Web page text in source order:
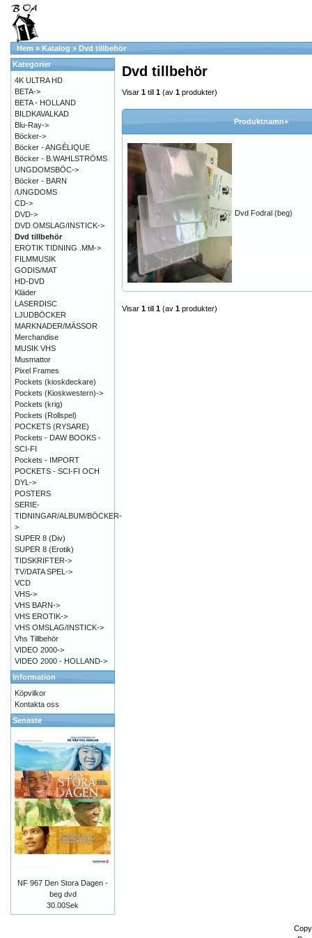
Hem » Katalog » Dvd tillbehör
Dvd tillbehör
Visar 1 till 1 (av 1 produkter)
Produktnamn+
Dvd Fodral (beg)
Visar 1 till 1 (av 1 produkter)
Kategorier
4K ULTRA HD
BETA->
BETA - HOLLAND
BILDKAVALKAD
Blu-Ray->
Böcker->
Böcker - ANGÉLIQUE
Böcker - B.WAHLSTRÖMS
UNGDOMSBÖC->
Böcker - BARN
/UNGDOMS
CD->
DVD->
DVD OMSLAG/INSTICK->
Dvd tillbehör
EROTIK TIDNING .MM->
FILMMUSIK
GODIS/MAT
HD-DVD
Kläder
LASERDISC
LJUDBÖCKER
MARKNADER/MÄSSOR
Merchandise
MUSIK VHS
Musmattor
Pixel Frames
Pockets (kioskdeckare)
Pockets (Kioskwestern)->
Pockets (krig)
Pockets (Rollspel)
POCKETS (RYSARE)
Pockets - DAW BOOKS -
SCI-FI
Pockets - IMPORT
POCKETS - SCI-FI OCH
DYL->
POSTERS
SERIE-
TIDNINGAR/ALBUM/BÖCKER-
>
SUPER 8 (Div)
SUPER 8 (Erotik)
TIDSKRIFTER->
TV/DATA SPEL->
VCD
VHS->
VHS BARN->
VHS EROTIK->
VHS OMSLAG/INSTICK->
Vhs Tillbehör
VIDEO 2000->
VIDEO 2000 - HOLLAND->
Information
Köpvilkor
Kontakta oss
Senaste
NF 967 Den Stora Dagen -
beg dvd
30.00Sek